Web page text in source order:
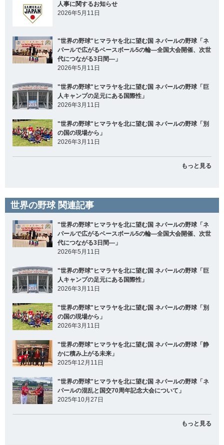
人事に関するお知らせ
2026年5月11日
"世界の野球"ヒマラヤを北に望む国 ネパールの野球「ネ
パールで広がるベースボール5の輪―全国大会開催、次世
代につながる3日間―」
2026年5月11日
"世界の野球"ヒマラヤを北に望む国 ネパールの野球「巨
人キャンプの足元にある国際性」
2026年3月11日
"世界の野球"ヒマラヤを北に望む国 ネパールの野球「別
の国の現場から」
2026年3月11日
もっと見る
世界の野球 関連記事
"世界の野球"ヒマラヤを北に望む国 ネパールの野球「ネ
パールで広がるベースボール5の輪―全国大会開催、次世
代につながる3日間―」
2026年5月11日
"世界の野球"ヒマラヤを北に望む国 ネパールの野球「巨
人キャンプの足元にある国際性」
2026年3月11日
"世界の野球"ヒマラヤを北に望む国 ネパールの野球「別
の国の現場から」
2026年3月11日
"世界の野球"ヒマラヤを北に望む国 ネパールの野球「静
かに積み上がる未来」
2025年12月11日
"世界の野球"ヒマラヤを北に望む国 ネパールの野球「ネ
パールの混乱と国交70周年記念大会について」
2025年10月27日
もっと見る